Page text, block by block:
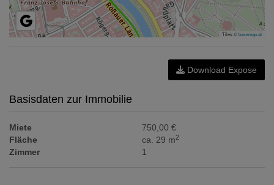
Tiles ©basemap.at
Download Expose
Basisdaten zur Immobilie
Miete
750,00 €
Fläche
ca. 29 m2
Zimmer 1